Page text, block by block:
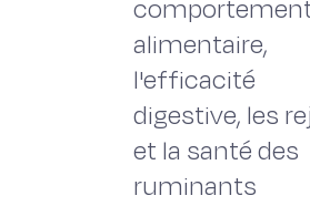
alimentaire,
l'efficacité
digestive, les
et la santé des
ruminants